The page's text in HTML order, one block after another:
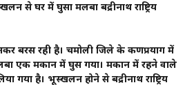
से घर में घुसा मलबा बद्रीनाथ राष्ट्रिय
बरस रही है। चमोली जिले के कर्णप्रयाग में
एक मकान में घुस गया। मकान में रहने वाले
गया है। भूस्खलन होने से बद्रीनाथ राष्ट्रिय